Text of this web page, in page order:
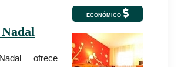
ECONÓMICO
ofrece